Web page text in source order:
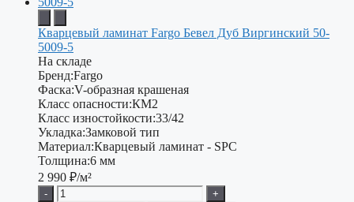
Кварцевый ламинат Fargo Бевел Дуб Виргинский 50-
5009-5
На складе
Бренд:Fargo
Фаска:V-образная крашеная
Класс опасности:КМ2
Класс изностойкости:33/42
Укладка:Замковой тип
Материал:Кварцевый ламинат - SPC
Толщина:6 мм
2 990 ₽/м²
-
+